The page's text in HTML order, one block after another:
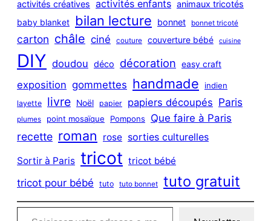
activités créatives activités enfants animaux tricotés
baby blanket bilan lecture bonnet bonnet tricoté
carton châle ciné couture couverture bébé cuisine
DIY doudou déco décoration easy craft
exposition gommettes handmade indien
layette livre Noël papier papiers découpés Paris
plumes point mosaïque Pompons Que faire à Paris
recette roman rose sorties culturelles
Sortir à Paris tricot tricot bébé
tricot pour bébé tuto tuto bonnet tuto gratuit
Saisissez votre adresse e-mail…